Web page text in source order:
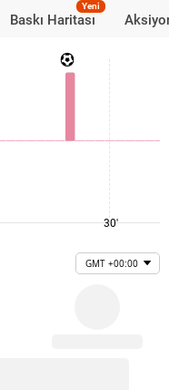
Baskı Haritası
Yeni
30'
GMT +00:00